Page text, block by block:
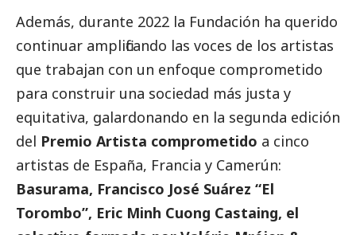
Además, durante 2022 la Fundación ha querido
continuar amplificando las voces de los artistas
que trabajan con un enfoque comprometido
para construir una sociedad más justa y
equitativa, galardonando en la segunda edición
del Premio Artista comprometido a cinco
artistas de España, Francia y Camerún:
Basurama, Francisco José Suárez “El
Torombo”, Eric Minh Cuong Castaing, el